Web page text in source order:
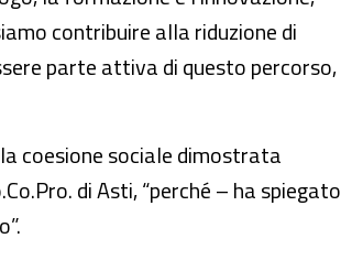
contribuire alla riduzione di
parte attiva di questo percorso,
coesione sociale dimostrata
di Asti, “perché – ha spiegato